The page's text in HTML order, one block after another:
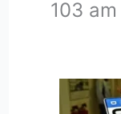
103